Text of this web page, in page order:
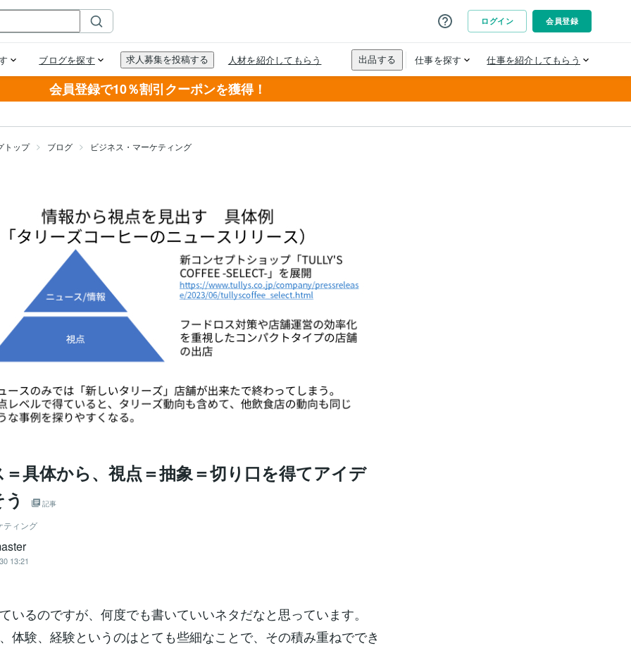
会員登録で10％割引クーポンを獲得！
トップ ブログ ビジネス・マーケティング
具体から、視点＝抽象＝切り口を得てアイデ
記事
ティング
13:21
いるのですが、何度でも書いていいネタだなと思っています。
体験、経験というのはとても些細なことで、その積み重ねででき